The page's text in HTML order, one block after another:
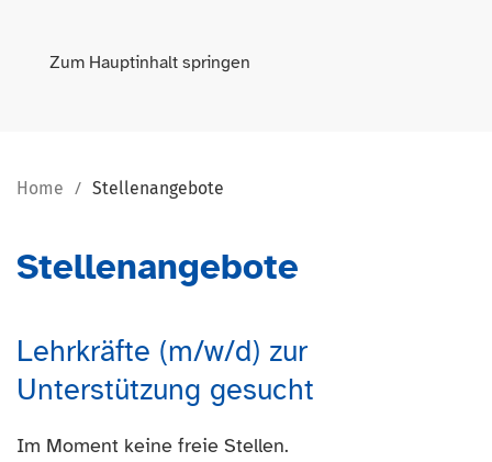
Zum Hauptinhalt springen
Home Stellenangebote
Stellenangebote
Lehrkräfte (m/w/d) zur
Unterstützung gesucht
Im Moment keine freie Stellen.